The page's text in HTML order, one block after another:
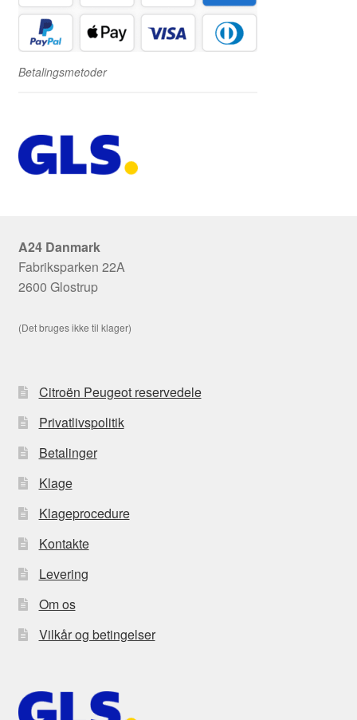
Betalingsmetoder
A24 Danmark
Fabriksparken 22A
2600 Glostrup
(Det bruges ikke til klager)
Citroën Peugeot reservedele
Privatlivspolitik
Betalinger
Klage
Klageprocedure
Kontakte
Levering
Om os
Vilkår og betingelser